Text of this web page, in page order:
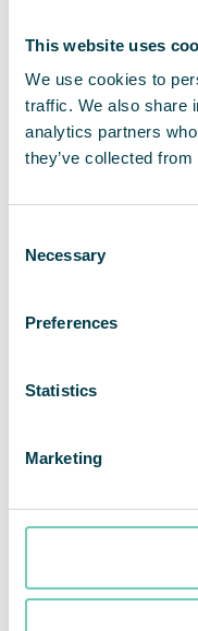
This website uses
We use cookies to
traffic. We also share
analytics partners
they’ve collected
Selection
Necessary
Preferences
Statistics
Marketing
Grande capacité
Next
Share This